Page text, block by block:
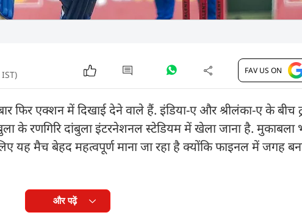
FAV US ON
एक्शन में दिखाई देने वाले हैं. इंडिया-ए और श्रीलंका-ए के बीच
के रणगिरि दांबुला इंटरनेशनल स्टेडियम में खेला जाना है. मुकाबला
यह मैच बेहद महत्वपूर्ण माना जा रहा है क्योंकि फाइनल में जगह
और पढ़ें